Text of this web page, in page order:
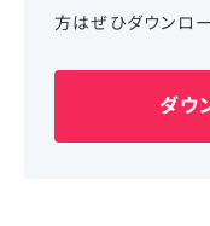
方はぜひダウンロー
ダウ